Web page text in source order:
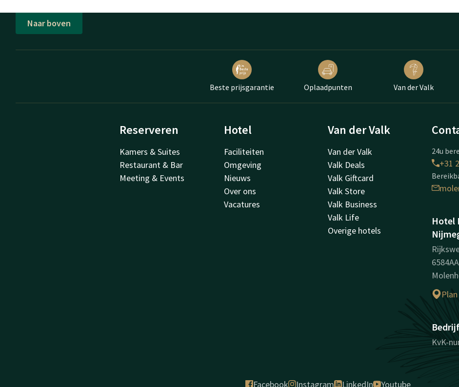
Naar boven
Beste prijsgarantie Oplaadpunten Van der Valk
Reserveren
Kamers & Suites
Restaurant & Bar
Meeting & Events
Hotel
Faciliteiten
Omgeving
Nieuws
Over ons
Vacatures
Van der Valk
Van der Valk
Valk Deals
Valk Giftcard
Valk Store
Valk Business
Valk Life
Overige hotels
24u
+31
Hotel
6584AA
KvK-
Facebook Instagram LinkedIn Youtube